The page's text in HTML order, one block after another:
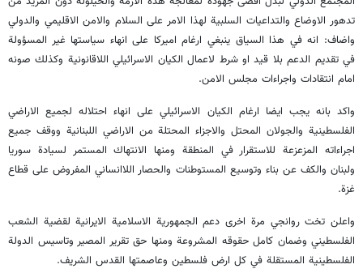
تدهور الاوضاع والتداعيات السلبية لهذا الامر على السلام والامن الاقليمي والدولي
واضاف: انه في هذا السياق ينبغي ارغام اميركا على انهاء سياستها غير المسؤولة
في تقديم الدعم بلا قيد او شرط لاعمال الكيان الاسرائيلي اللاقانونية وكذلك صونه
امام انتقادات واجراءات مجلس الامن.
واكد بانه يجب ايضا ارغام الكيان الاسرائيلي على انهاء احتلاله لجميع الاراضي
الفلسطينية والجولان المحتل والاجزاء المحتلة من الاراضي اللبنانية ووقف جميع
اجراءاته المزعزعة للاستقرار في المنطقة ومنها الانتهاك المستمر لسيادة سوريا
ولبنان والكف عن بناء وتوسيع المستوطنات والحصار اللاانساني المفروض على قطاع
غزة.
واعلن تخت روانجي مرة اخرى دعم الجمهورية الاسلامية الايرانية لقضية الشعب
الفلسطيني وضمان كامل حقوقه المشروعة ومنها حق تقرير المصير وتاسيس الدولة
الفلسطينية المستقلة في كل ارض فلسطين وعاصمتها القدس الشريف.